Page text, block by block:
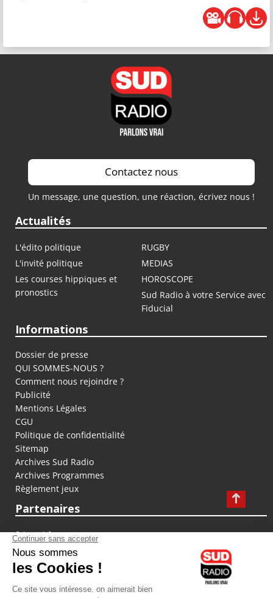
Contactez nous
Un message, une question, une réaction, écrivez nous !
Actualités
L'édito politique
RUGBY
L'invité politique
MEDIAS
Les courses hippiques et
pronostics
HOROSCOPE
Sud Radio à votre Service avec
Fiducial
Informations
Dossier de presse
QUI SOMMES-NOUS ?
Comment nous rejoindre ?
Publicité
Mentions Légales
CGU
Politique de confidentialité
Sitemap
Archives Sud Radio
Archives Programmes
Règlement jeux
Partenaires
fiducial.fr
lyoncapitale.fr
olympique-et-lyonnais.com
L'application Iphone / Android